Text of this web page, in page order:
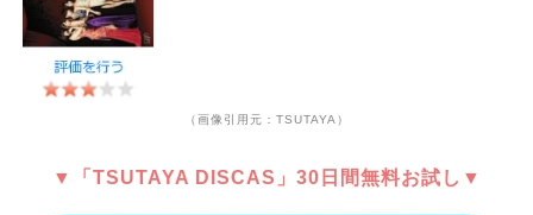
（画像引用元：TSUTAYA）
▼「TSUTAYA DISCAS」30日間無料お試し▼